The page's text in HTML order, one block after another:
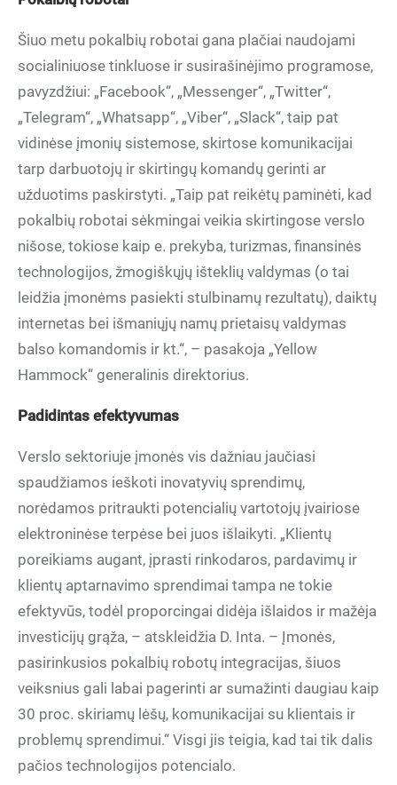
Šiuo metu pokalbių robotai gana plačiai naudojami
socialiniuose tinkluose ir susirašinėjimo programose,
pavyzdžiui: „Facebook“, „Messenger“, „Twitter“,
„Telegram“, „Whatsapp“, „Viber“, „Slack“, taip pat
vidinėse įmonių sistemose, skirtose komunikacijai
tarp darbuotojų ir skirtingų komandų gerinti ar
užduotims paskirstyti. „Taip pat reikėtų paminėti, kad
pokalbių robotai sėkmingai veikia skirtingose verslo
nišose, tokiose kaip e. prekyba, turizmas, finansinės
technologijos, žmogiškųjų išteklių valdymas (o tai
leidžia įmonėms pasiekti stulbinamų rezultatų), daiktų
internetas bei išmaniųjų namų prietaisų valdymas
balso komandomis ir kt.“, – pasakoja „Yellow
Hammock“ generalinis direktorius.
Padidintas efektyvumas
Verslo sektoriuje įmonės vis dažniau jaučiasi
spaudžiamos ieškoti inovatyvių sprendimų,
norėdamos pritraukti potencialių vartotojų įvairiose
elektroninėse terpėse bei juos išlaikyti. „Klientų
poreikiams augant, įprasti rinkodaros, pardavimų ir
klientų aptarnavimo sprendimai tampa ne tokie
efektyvūs, todėl proporcingai didėja išlaidos ir mažėja
investicijų grąža, – atskleidžia D. Inta. – Įmonės,
pasirinkusios pokalbių robotų integracijas, šiuos
veiksnius gali labai pagerinti ar sumažinti daugiau kaip
30 proc. skiriamų lėšų, komunikacijai su klientais ir
problemų sprendimui.“ Visgi jis teigia, kad tai tik dalis
pačios technologijos potencialo.